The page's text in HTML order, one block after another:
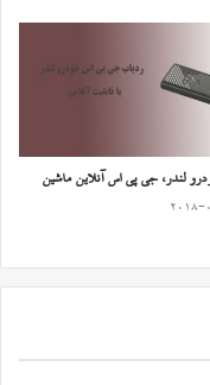
لندر، جی پی اس آنلاین ماشین
2018-